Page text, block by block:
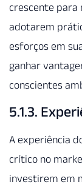
crescente para
adotarem
esforços em
ganhar
conscientes
5.1.3.
A experiência
crítico no
investirem em